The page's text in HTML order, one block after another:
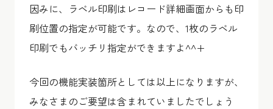
因みに、ラベル印刷はレコード詳細画面からも印
刷位置の指定が可能です。なので、1枚のラベル
印刷でもバッチリ指定ができますよ^^+
今回の機能実装箇所としては以上になりますが、
みなさまのご要望は含まれていましたでしょう